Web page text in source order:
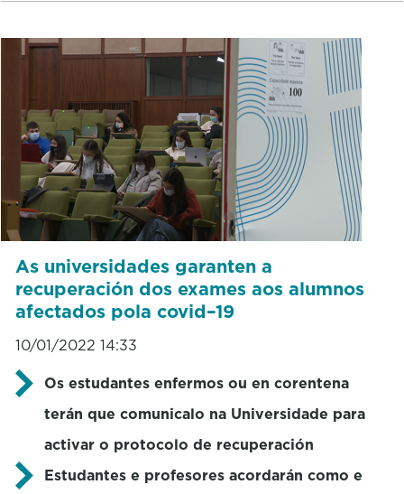
As universidades garanten a
recuperación dos exames aos alumnos
afectados pola covid–19
10/01/2022 14:33
Os estudantes enfermos ou en corentena
terán que comunicalo na Universidade para
activar o protocolo de recuperación
Estudantes e profesores acordarán como e